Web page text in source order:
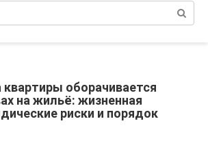
квартиры оборачивается
на жильё: жизненная
риски и порядок